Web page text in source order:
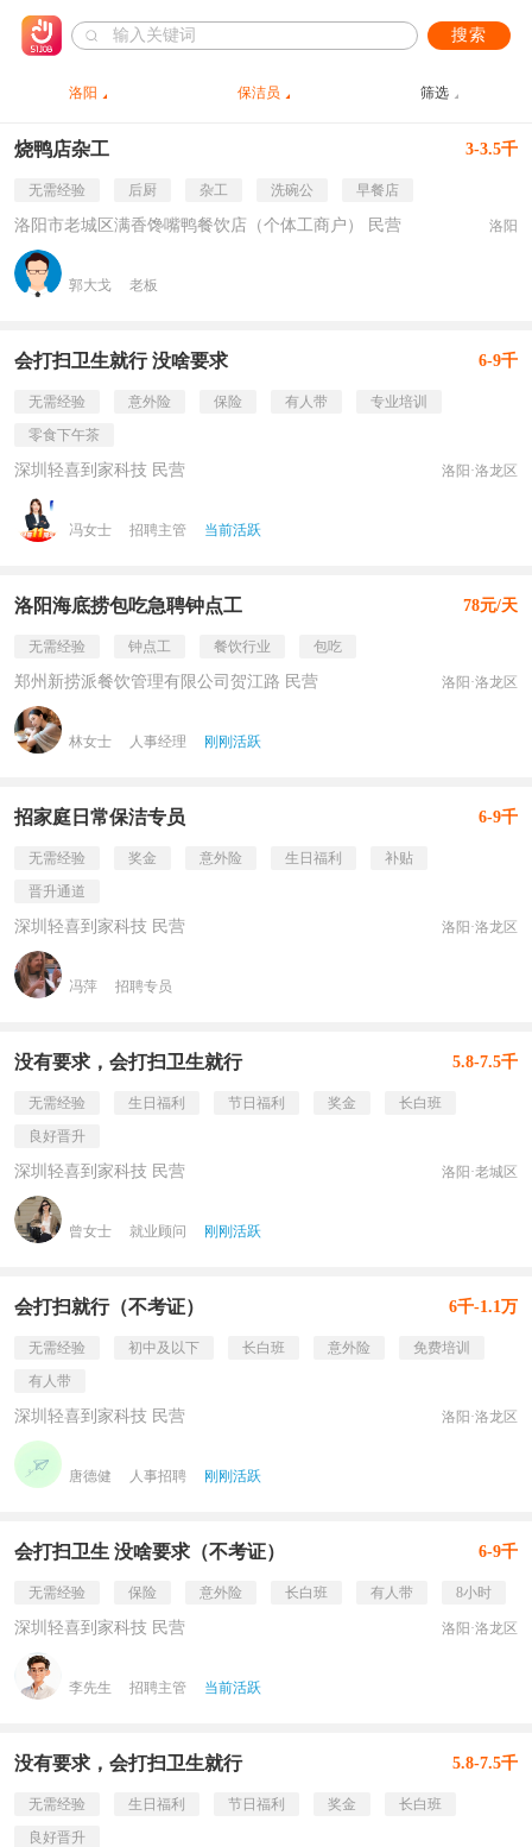
搜索
洛阳 保洁员 筛选
烧鸭店杂工 3-3.5千
无需经验 后厨 杂工 洗碗公 早餐店
洛阳市老城区满香馋嘴鸭餐饮店（个体工商户） 民营 洛阳
郭大戈 老板
会打扫卫生就行 没啥要求 6-9千
无需经验 意外险 保险 有人带
专业培训
零食下午茶
深圳轻喜到家科技 民营 洛阳·洛龙区
冯女士 招聘主管 当前活跃
洛阳海底捞包吃急聘钟点工 78元/天
无需经验 钟点工 餐饮行业 包吃
郑州新捞派餐饮管理有限公司贺江路 民营 洛阳·洛龙区
林女士 人事经理 刚刚活跃
招家庭日常保洁专员 6-9千
无需经验 奖金 意外险 生日福利
补贴
晋升通道
深圳轻喜到家科技 民营 洛阳·洛龙区
冯萍 招聘专员
没有要求，会打扫卫生就行 5.8-7.5千
无需经验 生日福利 节日福利 奖金
长白班
良好晋升
深圳轻喜到家科技 民营 洛阳·老城区
曾女士 就业顾问 刚刚活跃
会打扫就行（不考证） 6千-1.1万
无需经验 初中及以下 长白班 意外险
免费培训
有人带
深圳轻喜到家科技 民营 洛阳·洛龙区
唐德健 人事招聘 刚刚活跃
会打扫卫生 没啥要求（不考证） 6-9千
无需经验 保险 意外险 长白班 有人带 8小时
深圳轻喜到家科技 民营 洛阳·洛龙区
李先生 招聘主管 当前活跃
没有要求，会打扫卫生就行 5.8-7.5千
无需经验 生日福利 节日福利 奖金
长白班
良好晋升